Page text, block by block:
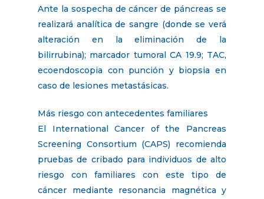
Ante la sospecha de cáncer de páncreas se
realizará analítica de sangre (donde se verá
alteración en la eliminación de la
bilirrubina); marcador tumoral CA 19.9; TAC,
ecoendoscopia con punción y biopsia en
caso de lesiones metastásicas.
Más riesgo con antecedentes familiares
El International Cancer of the Pancreas
Screening Consortium (CAPS) recomienda
pruebas de cribado para individuos de alto
riesgo con familiares con este tipo de
cáncer mediante resonancia magnética y